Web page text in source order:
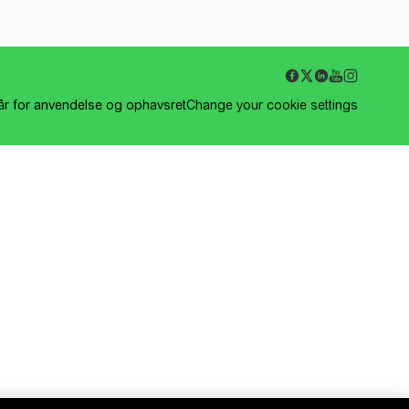
for anvendelse og ophavsretChange your cookie settings